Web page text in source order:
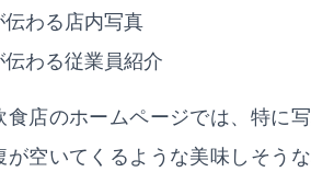
わる店内写真
わる従業員紹介
食店のホームページでは、特に
が空いてくるような美味しそう